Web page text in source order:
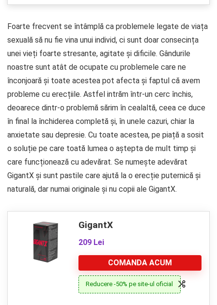
Foarte frecvent se întâmplă ca problemele legate de viața
sexuală să nu fie vina unui individ, ci sunt doar consecința
unei vieți foarte stresante, agitate și dificile. Gândurile
noastre sunt atât de ocupate cu problemele care ne
înconjoară și toate acestea pot afecta și faptul că avem
probleme cu erecțiile. Astfel intrăm într-un cerc închis,
deoarece dintr-o problemă sărim în cealaltă, ceea ce duce
în final la închiderea completă și, în unele cazuri, chiar la
anxietate sau depresie. Cu toate acestea, pe piață a sosit
o soluție pe care toată lumea o aștepta de mult timp și
care funcționează cu adevărat. Se numește adevărat
GigantX și sunt pastile care ajută la o erecție puternică și
naturală, dar numai originale și nu copii ale GigantX.
GigantX
209 Lei
COMANDA ACUM
Reducere -50% pe site-ul oficial